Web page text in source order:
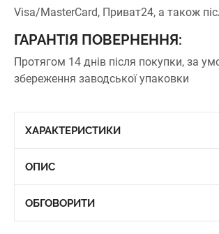
Visa/MasterCard, Приват24, а також
ГАРАНТІЯ ПОВЕРНЕННЯ:
Протягом 14 днів після покупки, за
збереження заводської упаковки
ХАРАКТЕРИСТИКИ
ОПИС
ОБГОВОРИТИ